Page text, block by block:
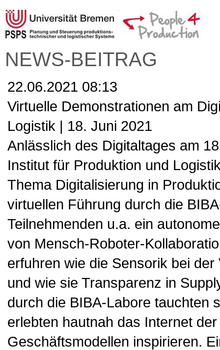
NEWS-BEITRAG
22.06.2021 08:13
Virtuelle Demonstrationen am
Logistik | 18. Juni 2021
Anlässlich des Digitaltages am
Institut für Produktion und
Thema Digitalisierung in
virtuellen Führung durch die
Teilnehmenden u.a. ein
von Mensch-Roboter-
erfuhren wie die Sensorik bei
und wie sie Transparenz in
durch die BIBA-Labore tauchten
erlebten hautnah das Internet
Geschäftsmodellen inspirieren.